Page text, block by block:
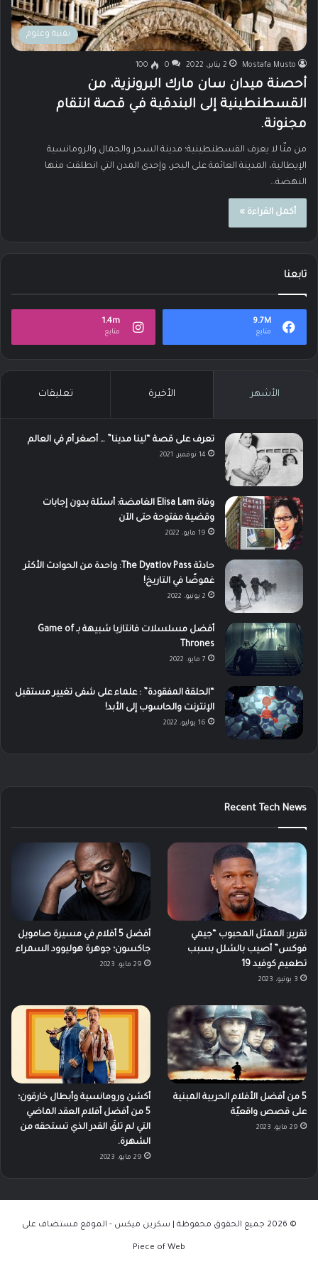
تقنية وعلوم
Mostafa Musto 2 يناير، 2022 0
100
أحصنة ميدان سان مارك البرونزية، من
القسطنطينية إلى البندقية في قصة انتقام
مجنونة.
من منّا لا يعرف القسطنطينية؛ مدينة السحر والجمال والرومانسية
الإيطالية، المدينة العائمة على البحر، وإحدى المدن التي انطلقت منها
النهضة…
أكمل القراءة »
تابعنا
9.7M
متابع
1.4m
متابع
الأشهر الأخيرة تعليقات
تعرف على قصة “لينا مدينا” … أصغر أم في العالم
14 نوفمبر، 2021
وفاة Elisa Lam الغامضة: أسئلة بدون إجابات
وقضية مفتوحة حتى الآن
19 مايو، 2022
حادثة The Dyatlov Pass: واحدة من الحوادث الأكثر
غموضًا في التاريخ!
2 يونيو، 2022
أفضل مسلسلات فانتازيا شبيهة بـ Game of
Thrones
7 مايو، 2022
“الحلقة المفقودة” : علماء على شفى تغيير مستقبل
الإنترنت والحاسوب إلى الأبد!
16 يوليو، 2022
Recent Tech News
تقرير: الممثل المحبوب “جيمي
فوكس” أصيب بالشلل بسبب
تطعيم كوفيد 19
3 يونيو، 2023
أفضل 5 أفلام في مسيرة صامويل
جاكسون؛ جوهرة هوليوود السمراء
29 مايو، 2023
5 من أفضل الأفلام الحربية المبنية
على قصص واقعيّة
29 مايو، 2023
أكشن ورومانسية وأبطال خارقون؛
5 من أفضل أفلام العقد الماضي
التي لم تلقَ القدر الذي تستحقه من
الشهرة.
29 مايو، 2023
© 2026 جميع الحقوق محفوظة | سكرين ميكس - الموقع مستضاف على
Piece of Web